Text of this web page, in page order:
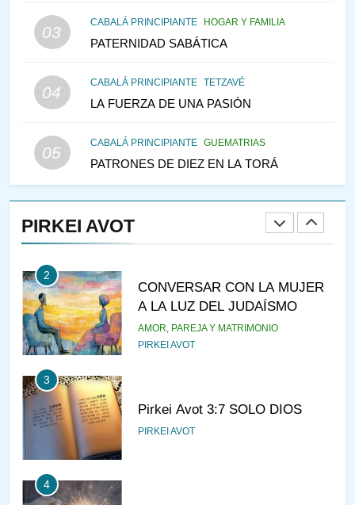
03
CABALÁ PRINCIPIANTE HOGAR Y FAMILIA
PATERNIDAD SABÁTICA
04
CABALÁ PRINCIPIANTE TETZAVÉ
LA FUERZA DE UNA PASIÓN
05
CABALÁ PRINCIPIANTE GUEMATRIAS
PATRONES DE DIEZ EN LA TORÁ
PIRKEI AVOT
VEAMOS ¿POR QUÉ
IEHOSHÚA? Y LA QUEJA DE
1
RAZI ¿QUIÉN ES SABIO?
2
CONVERSAR CON LA MUJER
A LA LUZ DEL JUDAÍSMO
AMOR, PAREJA Y MATRIMONIO
PIRKEI AVOT
3
Pirkei Avot 3:7 SOLO DIOS
PIRKEI AVOT
4